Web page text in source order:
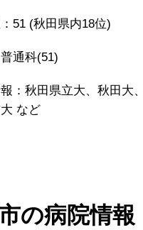
：51 (秋田県内18位)
通科(51)
報：秋田県立大、秋田大
など
の病院情報